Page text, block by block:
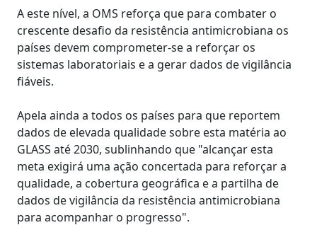
A este nível, a OMS reforça que para combater o
crescente desafio da resistência antimicrobiana os
países devem comprometer-se a reforçar os
sistemas laboratoriais e a gerar dados de vigilância
fiáveis.
Apela ainda a todos os países para que reportem
dados de elevada qualidade sobre esta matéria ao
GLASS até 2030, sublinhando que "alcançar esta
meta exigirá uma ação concertada para reforçar a
qualidade, a cobertura geográfica e a partilha de
dados de vigilância da resistência antimicrobiana
para acompanhar o progresso".